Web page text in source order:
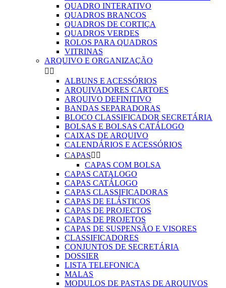
QUADRO INTERATIVO
QUADROS BRANCOS
QUADROS DE CORTIÇA
QUADROS VERDES
ROLOS PARA QUADROS
VITRINAS
ARQUIVO E ORGANIZAÇÃO
 
ALBUNS E ACESSÓRIOS
ARQUIVADORES CARTOES
ARQUIVO DEFINITIVO
BANDAS SEPARADORAS
BLOCO CLASSIFICADOR SECRETÁRIA
BOLSAS E BOLSAS CATÁLOGO
CAIXAS DE ARQUIVO
CALENDÁRIOS E ACESSÓRIOS
CAPAS 
CAPAS COM BOLSA
CAPAS CATALOGO
CAPAS CATÁLOGO
CAPAS CLASSIFICADORAS
CAPAS DE ELÁSTICOS
CAPAS DE PROJECTOS
CAPAS DE PROJETOS
CAPAS DE SUSPENSÃO E VISORES
CLASSIFICADORES
CONJUNTOS DE SECRETÁRIA
DOSSIER
LISTA TELEFONICA
MALAS
MODULOS DE PASTAS DE ARQUIVOS